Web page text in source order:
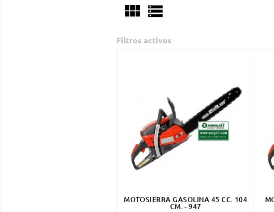
 
Filtros activos
MOTOSIERRA GASOLINA 45 CC. 104
CM. - 947